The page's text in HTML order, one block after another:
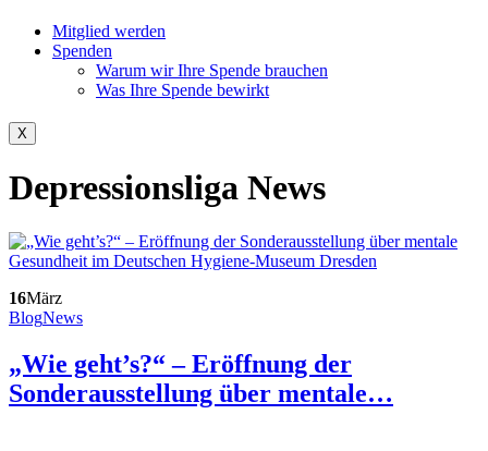
Mitglied werden
Spenden
Warum wir Ihre Spende brauchen
Was Ihre Spende bewirkt
X
Depressionsliga News
16März
BlogNews
„Wie geht’s?“ – Eröffnung der
Sonderausstellung über mentale…